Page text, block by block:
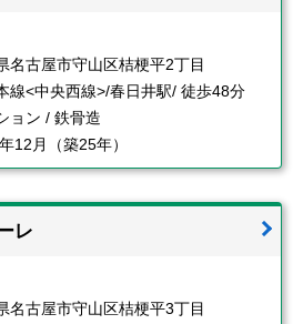
名古屋市守山区桔梗平2丁目
線<中央西線>/春日井駅/ 徒歩48分
ョン / 鉄骨造
12月（築25年）
レ
名古屋市守山区桔梗平3丁目